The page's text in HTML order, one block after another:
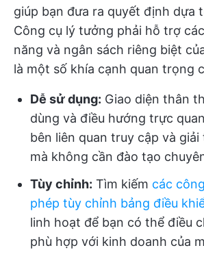
giúp bạn đưa ra quyết định dựa
Công cụ lý tưởng phải hỗ trợ
năng và ngân sách riêng biệt
là một số khía cạnh quan trọng
Dễ sử dụng: Giao diện thân
dùng và điều hướng trực
bên liên quan truy cập và giải
mà không cần đào tạo
Tùy chỉnh: Tìm kiếm các
phép tùy chỉnh bảng điều
linh hoạt để bạn có thể điều
phù hợp với kinh doanh của